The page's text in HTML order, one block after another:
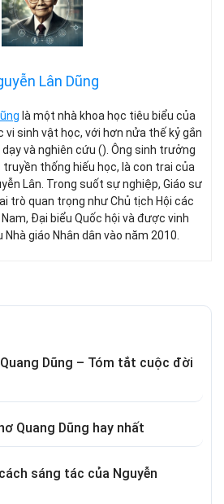
Lân Dũng
là một nhà khoa học tiêu biểu của
vi sinh vật học, với hơn nửa thế kỷ gắn
và nghiên cứu (). Ông sinh trưởng
thống hiếu học, là con trai của
Lân. Trong suốt sự nghiệp, Giáo sư
trò quan trọng như Chủ tịch Hội các
Đại biểu Quốc hội và được vinh
giáo Nhân dân vào năm 2010.
Dũng – Tóm tắt cuộc đời
Quang Dũng hay nhất
sáng tác của Nguyễn